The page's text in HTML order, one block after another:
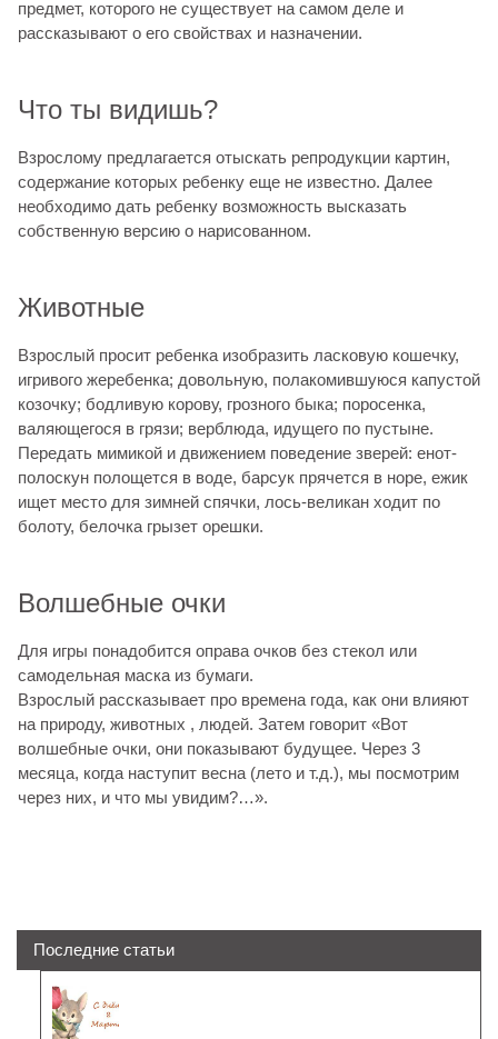
предмет, которого не существует на самом деле и
рассказывают о его свойствах и назначении.
Что ты видишь?
Взрослому предлагается отыскать репродукции картин,
содержание которых ребенку еще не известно. Далее
необходимо дать ребенку возможность высказать
собственную версию о нарисованном.
Животные
Взрослый просит ребенка изобразить ласковую кошечку,
игривого жеребенка; довольную, полакомившуюся капустой
козочку; бодливую корову, грозного быка; поросенка,
валяющегося в грязи; верблюда, идущего по пустыне.
Передать мимикой и движением поведение зверей: енот-
полоскун полощется в воде, барсук прячется в норе, ежик
ищет место для зимней спячки, лось-великан ходит по
болоту, белочка грызет орешки.
Волшебные очки
Для игры понадобится оправа очков без стекол или
самодельная маска из бумаги.
Взрослый рассказывает про времена года, как они влияют
на природу, животных , людей. Затем говорит «Вот
волшебные очки, они показывают будущее. Через 3
месяца, когда наступит весна (лето и т.д.), мы посмотрим
через них, и что мы увидим?…».
Последние статьи